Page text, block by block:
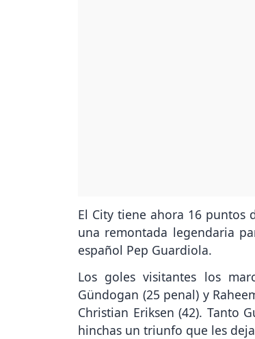
El City tiene ahora 16 puntos
una remontada legendaria
español Pep Guardiola.
Los goles visitantes los
Gündogan (25 penal) y
Christian Eriksen (42). Tanto
hinchas un triunfo que les